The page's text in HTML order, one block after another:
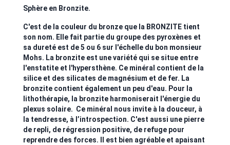
Sphère en Bronzite.
C'est de la couleur du bronze que la BRONZITE tient
son nom. Elle fait partie du groupe des pyroxènes et
sa dureté est de 5 ou 6 sur l'échelle du bon monsieur
Mohs. La bronzite est une variété qui se situe entre
l'enstatite et l'hypersthène. Ce minéral contient de la
silice et des silicates de magnésium et de fer. La
bronzite contient également un peu d'eau. Pour la
lithothérapie, la bronzite harmoniserait l'énergie du
plexus solaire. Ce minéral nous invite à la douceur, à
la tendresse, à l’introspection. C'est aussi une pierre
de repli, de régression positive, de refuge pour
reprendre des forces. Il est bien agréable et apaisant